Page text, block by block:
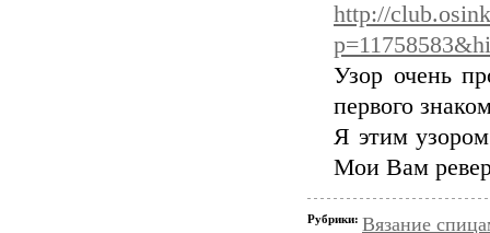
http://
Узор очень
первого
Я этим
Мои Вам
Рубрики: Вязание